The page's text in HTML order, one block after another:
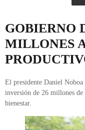
GOBIERNO
MILLONES
El presidente Daniel
inversión de 26 millones
bienestar.